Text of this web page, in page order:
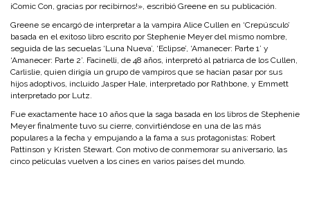
¡Comic Con, gracias por recibirnos!», escribió Greene en su publicación.
Greene se encargó de interpretar a la vampira Alice Cullen en ‘Crepúsculo’
basada en el exitoso libro escrito por Stephenie Meyer del mismo nombre,
seguida de las secuelas ‘Luna Nueva’, ‘Eclipse’, ‘Amanecer: Parte 1’ y
‘Amanecer: Parte 2’. Facinelli, de 48 años, interpretó al patriarca de los Cullen,
Carlislie, quien dirigía un grupo de vampiros que se hacían pasar por sus
hijos adoptivos, incluido Jasper Hale, interpretado por Rathbone, y Emmett
interpretado por Lutz.
Fue exactamente hace 10 años que la saga basada en los libros de Stephenie
Meyer finalmente tuvo su cierre, convirtiéndose en una de las más
populares a la fecha y empujando a la fama a sus protagonistas: Robert
Pattinson y Kristen Stewart. Con motivo de conmemorar su aniversario, las
cinco películas vuelven a los cines en varios países del mundo.